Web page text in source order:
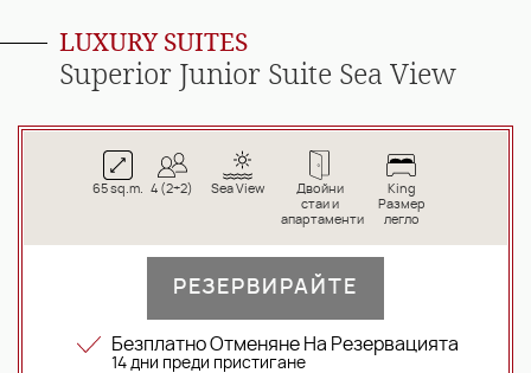
LUXURY SUITES
Superior Junior Suite Sea View
65 sq.m. 4 (2+2) Sea View
Двойни
стаи и
апартаменти
King
Размер
легло
РЕЗЕРВИРАЙТЕ
Безплатно Отменяне На Резервацията
14 дни преди пристигане